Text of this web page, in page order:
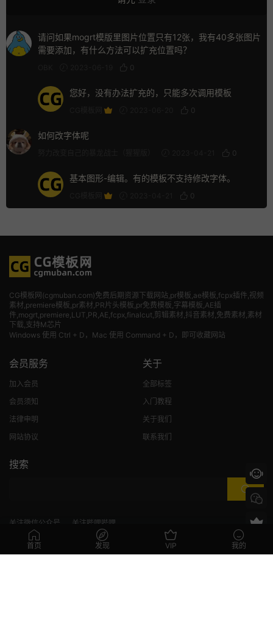
请问如果mogrt模版里图片位置只有12张，我有40多张图片
需要添加，有什么方法可以扩充位置吗？
0
您好，没有办法扩充的，只能多次调用模板
0
如何改字体呢
0
基本图形-编辑。有的模板不支持修改字体。
0
CG模板网(cgmuban.com)免费后期资源下载网站,pr模板,ae模板,fcpx插件,视频
素材 ,premiere模板,pr素材,PR片头模板,pr免费模板,字幕模板,AE插
件,mogrt,premiere,LUT,PR,AE,fcpx,finalcut,剪辑素材,抖音素材,免费素材,素材
下载,支持M芯片
Windows 使用 Ctrl + D，Mac 使用 Command + D，即可收藏网站
会员服务
加入会员
会员须知
法律申明
网站协议
关于
全部标签
入门教程
关于我们
联系我们
搜索
关注微信公众号 关注哔哩哔哩
首页 发现 VIP 我的